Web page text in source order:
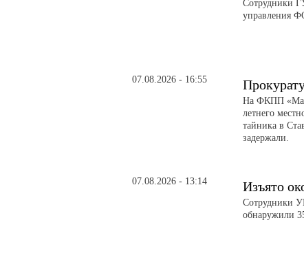
Сотрудники
управления
07.08.2026 - 16:55
На ФКПП
летнего
тайника в
задержали.
07.08.2026 - 13:14 Изъято
Сотрудники
обнаружили